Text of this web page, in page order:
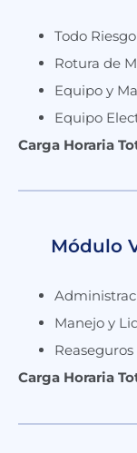
Todo
Rotura de
Equipo y
Equipo
Carga Horaria
Módulo
Manejo y
Reaseguros
Carga Horaria